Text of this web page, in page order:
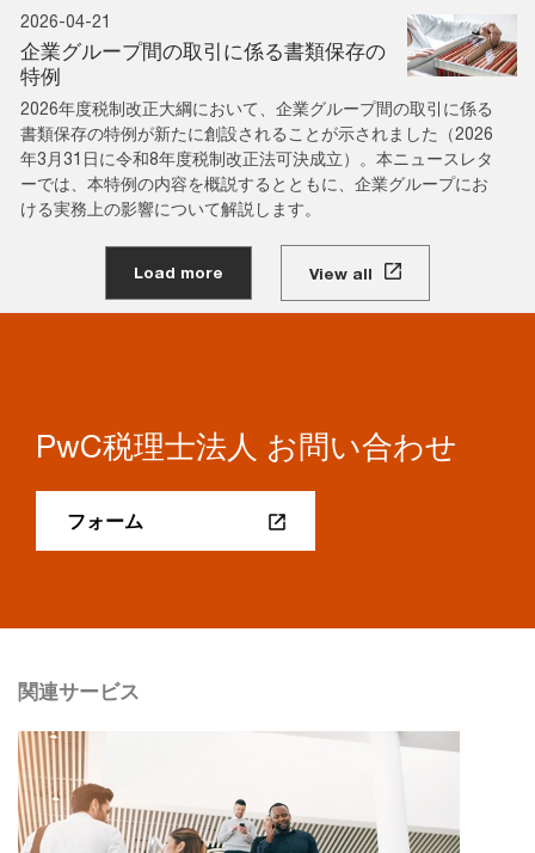
2026-04-21
企業グループ間の取引に係る書類保存の
特例
2026年度税制改正大綱において、企業グループ間の取引に係る
書類保存の特例が新たに創設されることが示されました（2026
年3月31日に令和8年度税制改正法可決成立）。本ニュースレタ
ーでは、本特例の内容を概説するとともに、企業グループにお
ける実務上の影響について解説します。
Load more View all
PwC税理士法人 お問い合わせ
フォーム
関連サービス